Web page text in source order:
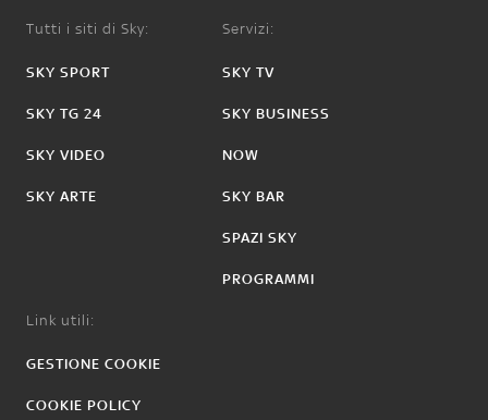
Tutti i siti di Sky:
SKY SPORT
SKY TG 24
SKY VIDEO
SKY ARTE
Servizi:
SKY TV
SKY BUSINESS
NOW
SKY BAR
SPAZI SKY
PROGRAMMI
Link utili:
GESTIONE COOKIE
COOKIE POLICY